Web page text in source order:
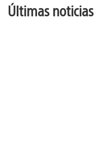
Últimas noticias